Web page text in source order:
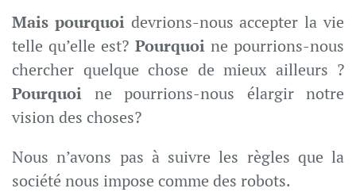
Mais pourquoi devrions-nous accepter la vie
telle qu’elle est? Pourquoi ne pourrions-nous
chercher quelque chose de mieux ailleurs ?
Pourquoi ne pourrions-nous élargir notre
vision des choses?
Nous n’avons pas à suivre les règles que la
société nous impose comme des robots.